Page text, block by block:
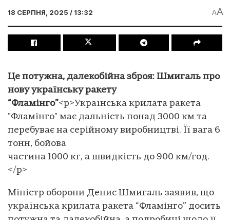
18 СЕРПНЯ, 2025 / 13:32 AA
Це потужна, далекобійна зброя: Шмигаль про
нову українську ракету
“Фламінго”<p>Українська крилата ракета
"Фламінго" має дальність понад 3000 км та
перебуває на серійному виробництві. Її вага 6
тонн, бойова
частина 1000 кг, а швидкість до 900 км/год.
</p>
Міністр оборони Денис Шмигаль заявив, що
українська крилата ракета “Фламінго” досить